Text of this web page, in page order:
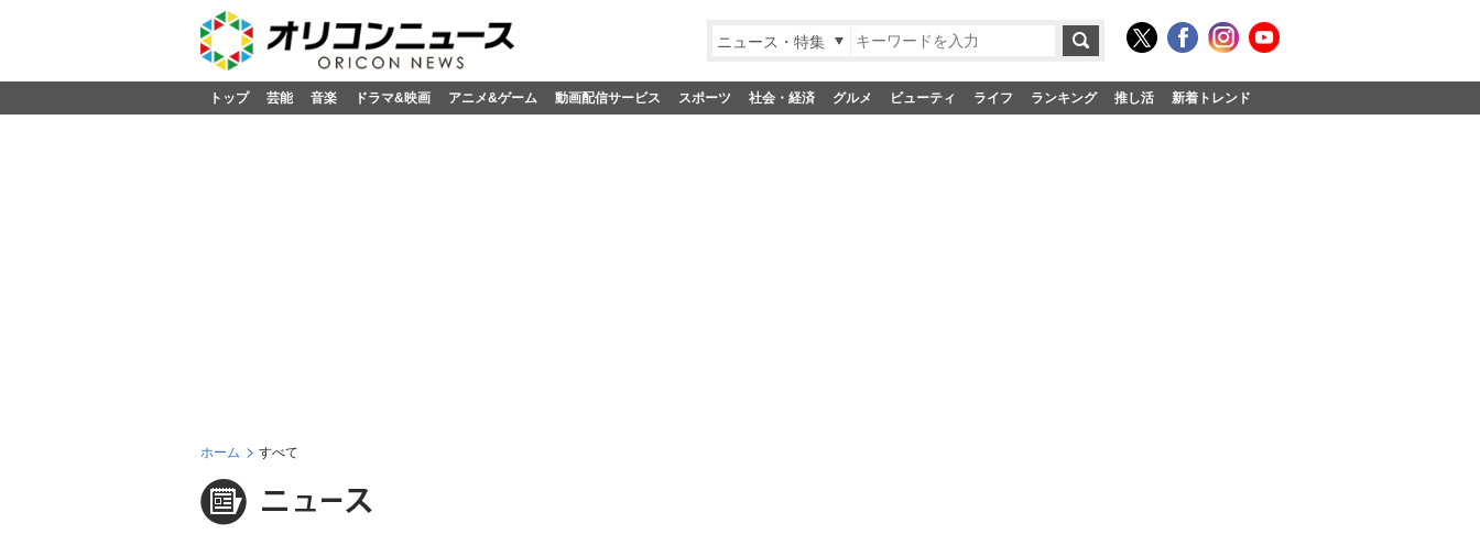
ニュース・特集
トップ 芸能 音楽 ドラマ&映画 アニメ&ゲーム 動画配信サービス スポーツ 社会・経済 グルメ ビューティ ライフ ランキング 推し活 新着トレンド
ホーム すべて